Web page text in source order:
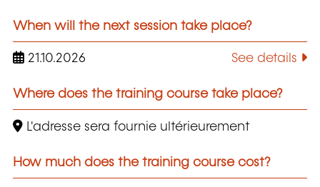
When will the next session take place?
21.10.2026 See details
Where does the training course take place?
L'adresse sera fournie ultérieurement
How much does the training course cost?